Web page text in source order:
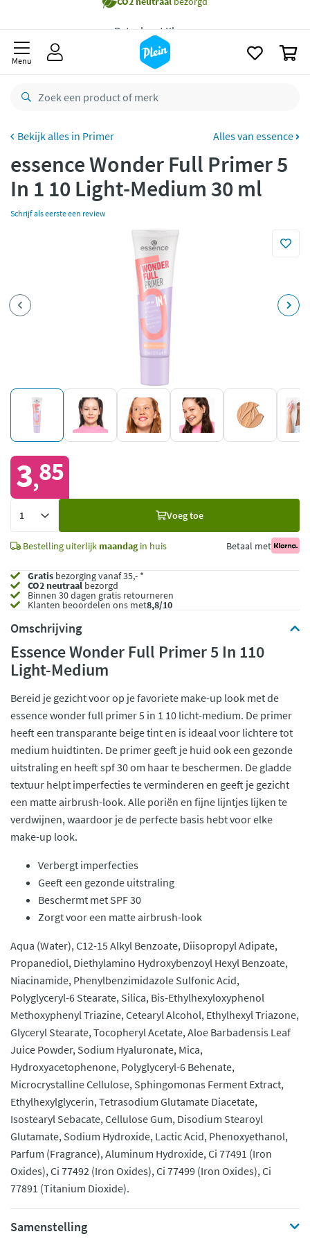
Gratis bezorging vanaf 35,- *
Bestelling uiterlijkmaandag
Gratisretourneren
Betaal met Klarna
Menu
Primer Alles van essence
essence Wonder Full Primer 5
In 1 10 Light-Medium 30 ml
Schrijf als eerste een review
3,85
Voeg toe
Bestelling uiterlijk maandagin huis Betaal met
Gratis bezorging vanaf 35,- *
CO2 neutraalbezorgd
Binnen 30 dagen gratis retourneren
Klanten beoordelen ons met8,8/10
Omschrijving
Essence Wonder Full Primer 5 In 110
Light-Medium
Bereid je gezicht voor op je favoriete make-up look met de
essence wonder full primer 5 in 1 10 licht-medium. De primer
heeft een transparante beige tint en is ideaal voor lichtere tot
medium huidtinten. De primer geeft je huid ook een gezonde
uitstraling en heeft spf 30 om haar te beschermen. De gladde
textuur helpt imperfecties te verminderen en geeft je gezicht
een matte airbrush-look. Alle poriën en fijne lijntjes lijken te
verdwijnen, waardoor je de perfecte basis hebt voor elke
make-up look.
Verbergt imperfecties
Geeft een gezonde uitstraling
Beschermt met SPF 30
Zorgt voor een matte airbrush-look
Aqua (Water), C12-15 Alkyl Benzoate, Diisopropyl Adipate,
Propanediol, Diethylamino Hydroxybenzoyl Hexyl Benzoate,
Niacinamide, Phenylbenzimidazole Sulfonic Acid,
Polyglyceryl-6 Stearate, Silica, Bis-Ethylhexyloxyphenol
Methoxyphenyl Triazine, Cetearyl Alcohol, Ethylhexyl Triazone,
Glyceryl Stearate, Tocopheryl Acetate, Aloe Barbadensis Leaf
Juice Powder, Sodium Hyaluronate, Mica,
Hydroxyacetophenone, Polyglyceryl-6 Behenate,
Microcrystalline Cellulose, Sphingomonas Ferment Extract,
Ethylhexylglycerin, Tetrasodium Glutamate Diacetate,
Isostearyl Sebacate, Cellulose Gum, Disodium Stearoyl
Glutamate, Sodium Hydroxide, Lactic Acid, Phenoxyethanol,
Parfum (Fragrance), Aluminum Hydroxide, Ci 77491 (Iron
Oxides), Ci 77492 (Iron Oxides), Ci 77499 (Iron Oxides), Ci
77891 (Titanium Dioxide).
Samenstelling